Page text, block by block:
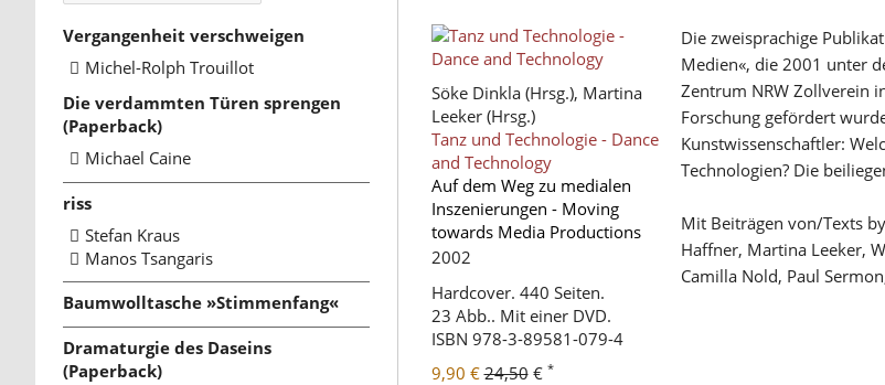
Söke Dinkla(Hrsg.), Martina
Leeker(Hrsg.)
Tanz und Technologie - Dance
and Technology
Auf dem Weg zu medialen
Inszenierungen - Moving
towards Media Productions
2002
Hardcover. 440 Seiten.
23 Abb.. Mit einer DVD.
ISBN 978-3-89581-079-4
9,90 € 24,50€ *
Die zweisprachige
Medien«, die 2001 unter
Zentrum NRW Zollverein
Forschung gefördert
Kunstwissenschaftler:
Technologien? Die
Mit Beiträgen von/Texts
Haffner, Martina Leeker,
Camilla Nold, Paul
Vergangenheit verschweigen
Michel-Rolph Trouillot
Die verdammten Türen sprengen
(Paperback)
Michael Caine
riss
Stefan Kraus
Manos Tsangaris
Baumwolltasche »Stimmenfang«
Dramaturgie des Daseins
(Paperback)